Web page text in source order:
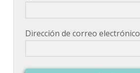
Dirección de correo electrónico